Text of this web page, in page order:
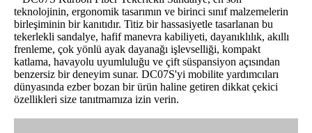
teknolojinin, ergonomik tasarımın ve birinci sınıf malzemelerin
birleşiminin bir kanıtıdır. Titiz bir hassasiyetle tasarlanan bu
tekerlekli sandalye, hafif manevra kabiliyeti, dayanıklılık, akıllı
frenleme, çok yönlü ayak dayanağı işlevselliği, kompakt
katlama, havayolu uyumluluğu ve çift süspansiyon açısından
benzersiz bir deneyim sunar. DC07S'yi mobilite yardımcıları
dünyasında ezber bozan bir ürün haline getiren dikkat çekici
özellikleri size tanıtmamıza izin verin.